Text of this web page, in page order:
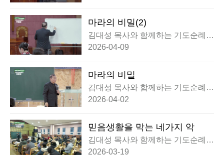
마라의 비밀(2)
김대성 목사와 함께하는 기도순례대
행전 부흥회
2026-04-09
마라의 비밀
김대성 목사와 함께하는 기도순례대
행전 부흥회
2026-04-02
믿음생활을 막는 네가지 악
김대성 목사와 함께하는 기도순례대
행전 부흥회
2026-03-19